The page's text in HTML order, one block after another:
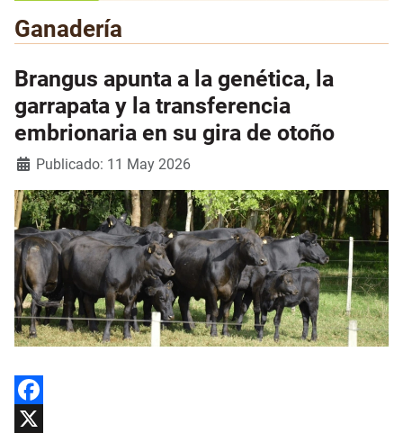
Ganadería
Brangus apunta a la genética, la
garrapata y la transferencia
embrionaria en su gira de otoño
Detalles
Publicado: 11 May 2026
Facebook